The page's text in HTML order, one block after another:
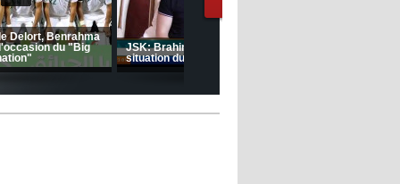
Le message de Delort, Benrahma
et Belkebla à l'occasion du "Big
Day de vaccination"